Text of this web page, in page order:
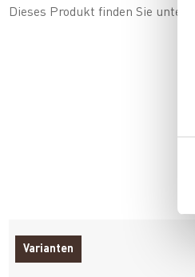
Dieses Produkt finden Sie unter:
Varianten